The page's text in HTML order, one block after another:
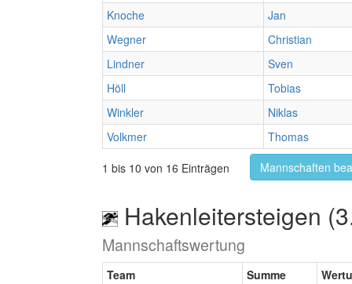
Knoche
Jan
Wegner
Christian
Lindner
Sven
Höll
Tobias
Winkler
Niklas
Volkmer
Thomas
1 bis 10 von 16 Einträgen
Mannschaften
Hakenleitersteigen
Mannschaftswertung
Team Summe